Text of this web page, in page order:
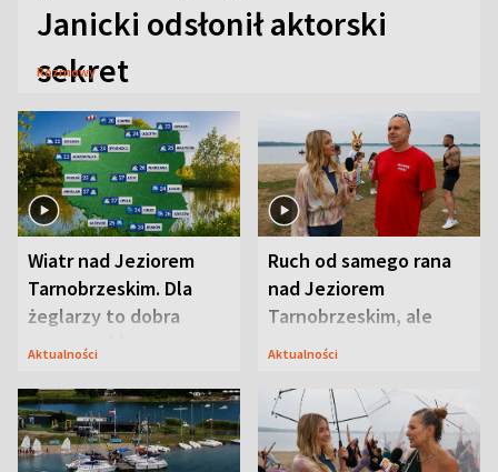
Janicki odsłonił aktorski
sekret
Rozmowy
Wiatr nad Jeziorem
Tarnobrzeskim. Dla
żeglarzy to dobra
wiadomość
Aktualności
Ruch od samego rana
nad Jeziorem
Tarnobrzeskim, ale
ważna jest jedna
Aktualności